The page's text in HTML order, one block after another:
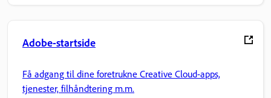
Adobe-startside
Få adgang til dine foretrukne Creative Cloud-apps,
tjenester, filhåndtering m.m.